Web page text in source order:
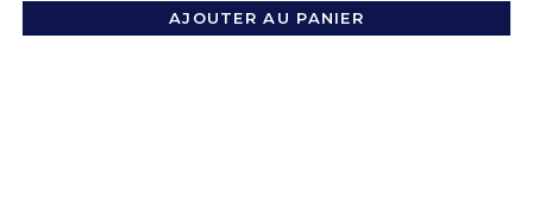
AJOUTER AU PANIER